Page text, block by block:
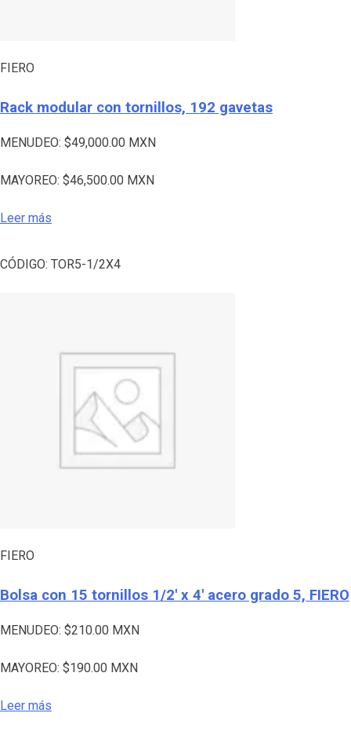
FIERO
Rack modular con tornillos, 192 gavetas
MENUDEO: $49,000.00 MXN
MAYOREO: $46,500.00 MXN
Leer más
CÓDIGO: TOR5-1/2X4
FIERO
Bolsa con 15 tornillos 1/2′ x 4′ acero grado 5, FIERO
MENUDEO: $210.00 MXN
MAYOREO: $190.00 MXN
Leer más